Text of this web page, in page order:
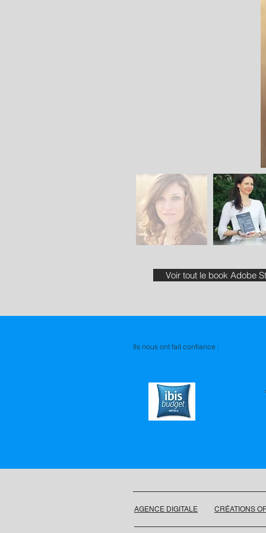
Voir tout le book Adobe
Ils nous ont fait confiance :
AGENCE DIGITALE CRÉATIONS